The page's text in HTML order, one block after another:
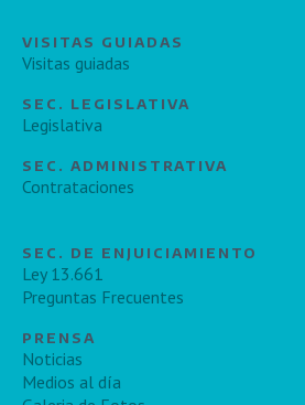
VISITAS GUIADAS
Visitas guiadas
SEC. LEGISLATIVA
Legislativa
SEC. ADMINISTRATIVA
Contrataciones
SEC. DE ENJUICIAMIENTO
Ley 13.661
Preguntas Frecuentes
PRENSA
Noticias
Medios al día